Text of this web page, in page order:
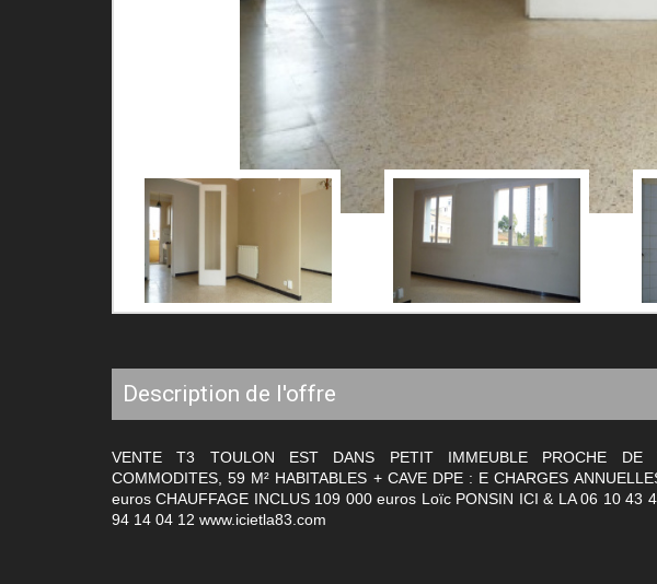
description de l'offre
VENTE T3 TOULON EST DANS PETIT IMMEUBLE PROCHE DE
COMMODITES, 59 M² HABITABLES + CAVE DPE : E CHARGES
euros CHAUFFAGE INCLUS 109 000 euros Loïc PONSIN ICI & LA 06 10 43
94 14 04 12 www.icietla83.com